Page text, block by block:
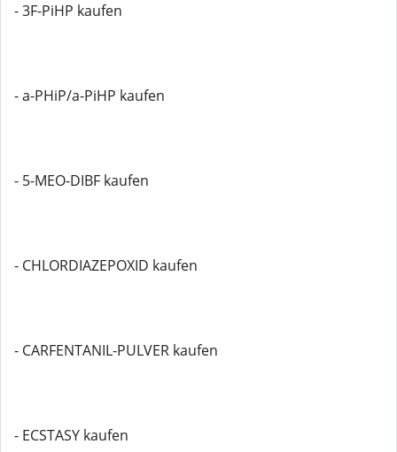
- 3F-PiHP kaufen
- a-PHiP/a-PiHP kaufen
- 5-MEO-DIBF kaufen
- CHLORDIAZEPOXID kaufen
- CARFENTANIL-PULVER kaufen
- ECSTASY kaufen